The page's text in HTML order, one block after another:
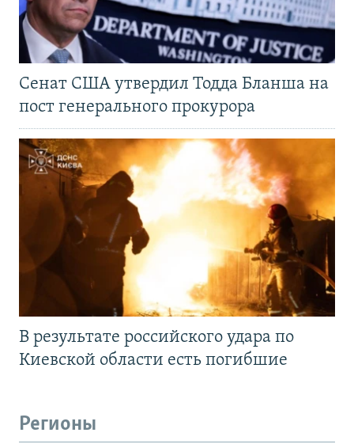
Сенат США утвердил Тодда Бланша на
пост генерального прокурора
В результате российского удара по
Киевской области есть погибшие
Регионы